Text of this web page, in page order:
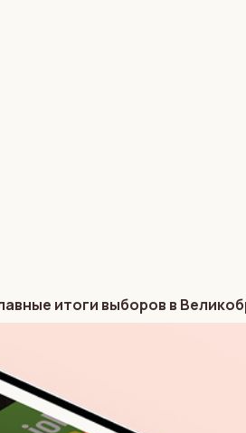
итоги выборов в